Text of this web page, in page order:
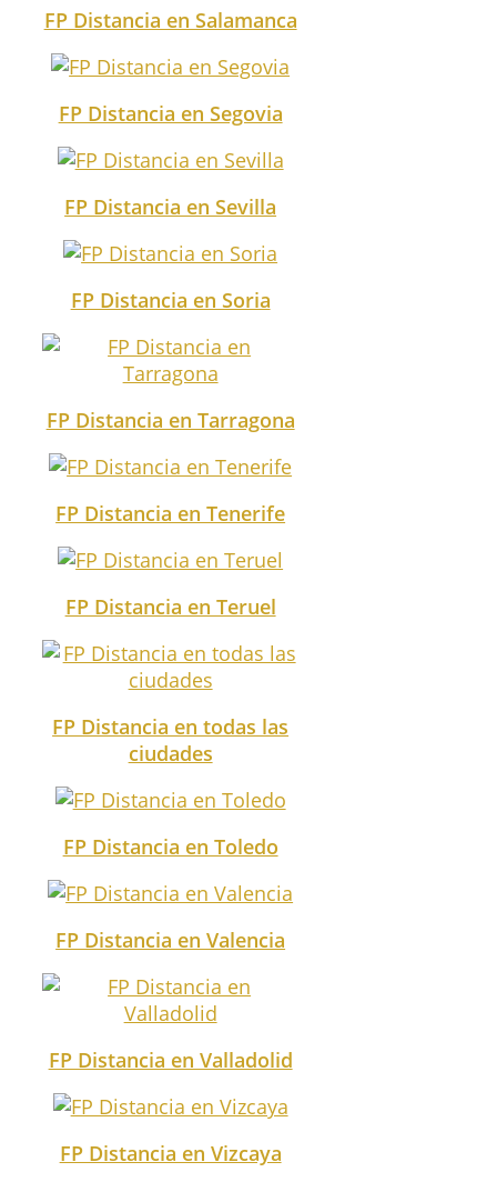
FP Distancia en Salamanca
FP Distancia en Segovia
FP Distancia en Sevilla
FP Distancia en Soria
FP Distancia en Tarragona
FP Distancia en Tenerife
FP Distancia en Teruel
FP Distancia en todas las
ciudades
FP Distancia en Toledo
FP Distancia en Valencia
FP Distancia en Valladolid
FP Distancia en Vizcaya